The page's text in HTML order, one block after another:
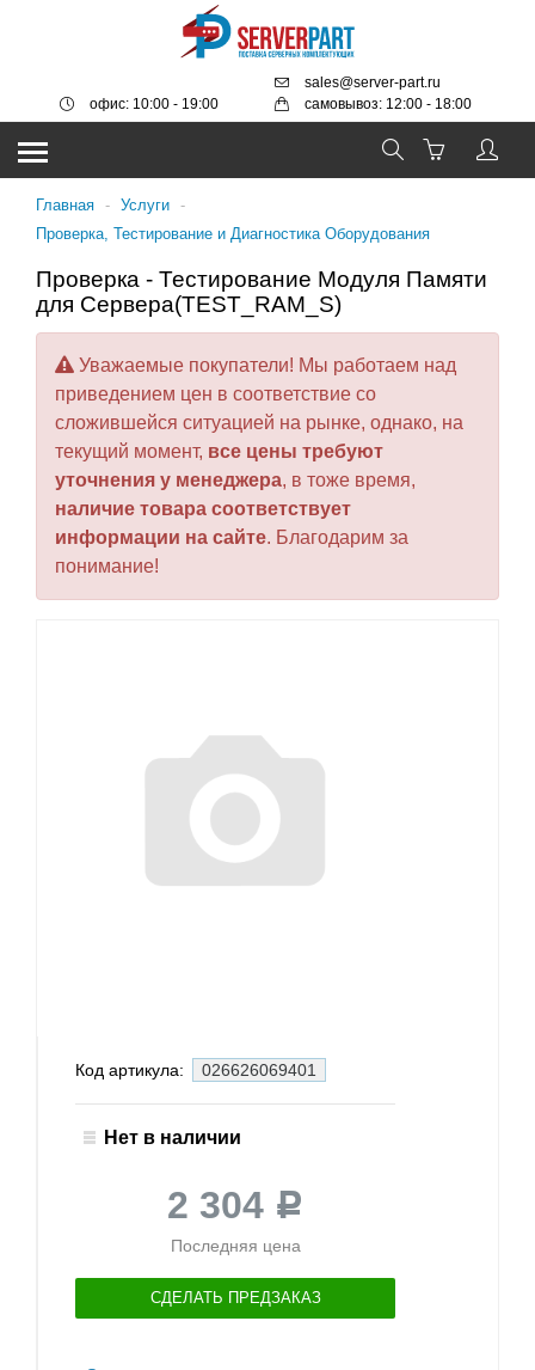
sales@server-part.ru
самовывоз: 12:00 - 18:00
офис: 10:00 - 19:00
Главная - Услуги -
Проверка, Тестирование и Диагностика Оборудования
Проверка - Тестирование Модуля Памяти
для Сервера(TEST_RAM_S)
Уважаемые покупатели! Мы работаем над
приведением цен в соответствие со
сложившейся ситуацией на рынке, однако, на
текущий момент, все цены требуют
уточнения у менеджера, в тоже время,
наличие товара соответствует
информации на сайте. Благодарим за
понимание!
Код артикула: 026626069401
Нет в наличии
2 304 Р
Последняя цена
СДЕЛАТЬ ПРЕДЗАКАЗ